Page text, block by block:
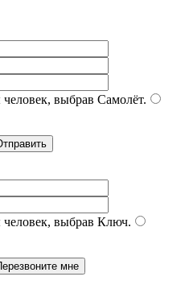
выбрав Самолёт.
выбрав Ключ.